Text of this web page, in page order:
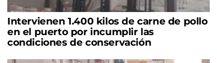
Intervienen 1.400 kilos de carne de pollo
en el puerto por incumplir las
condiciones de conservación